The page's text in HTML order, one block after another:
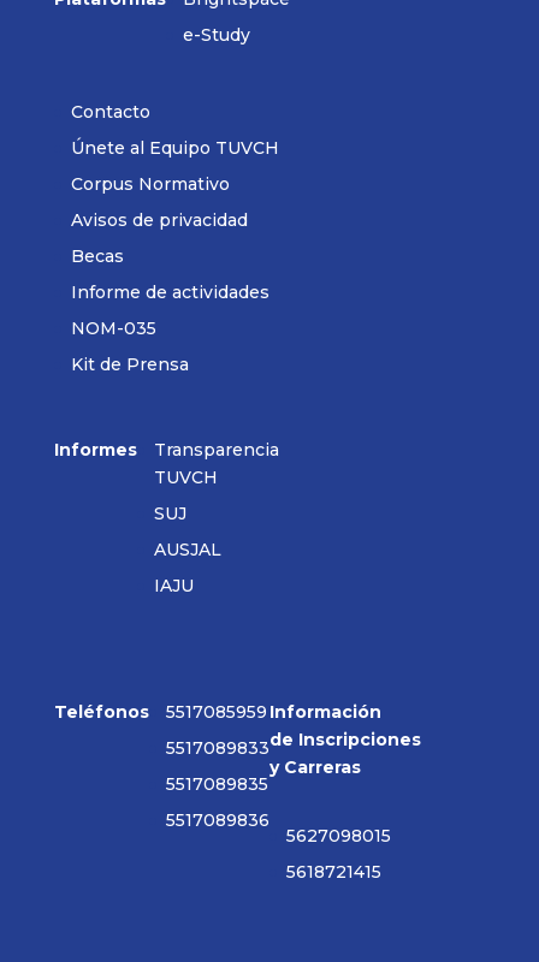
e-Study
Contacto
Únete al Equipo TUVCH
Corpus Normativo
Avisos de privacidad
Becas
Informe de actividades
NOM-035
Kit de Prensa
Informes
Transparencia
TUVCH
SUJ
AUSJAL
IAJU
Teléfonos
5517085959
5517089833
5517089835
5517089836
Información
de Inscripciones
y Carreras
5627098015
5618721415